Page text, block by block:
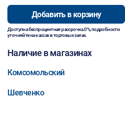
Добавить в корзину
Доступна беспроцентная рассрочка 0%, подробности
уточняйте на кассах в торговых залах.
Наличие в магазинах
Комсомольский
Шевченко